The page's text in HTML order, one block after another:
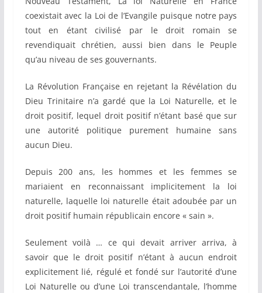
coexistait avec la Loi de l’Evangile puisque notre pays
tout en étant civilisé par le droit romain se
revendiquait chrétien, aussi bien dans le Peuple
qu’au niveau de ses gouvernants.
La Révolution Française en rejetant la Révélation du
Dieu Trinitaire n’a gardé que la Loi Naturelle, et le
droit positif, lequel droit positif n’étant basé que sur
une autorité politique purement humaine sans
aucun Dieu.
Depuis 200 ans, les hommes et les femmes se
mariaient en reconnaissant implicitement la loi
naturelle, laquelle loi naturelle était adoubée par un
droit positif humain républicain encore « sain ».
Seulement voilà … ce qui devait arriver arriva, à
savoir que le droit positif n’étant à aucun endroit
explicitement lié, régulé et fondé sur l’autorité d’une
Loi Naturelle ou d’une Loi transcendantale, l’homme